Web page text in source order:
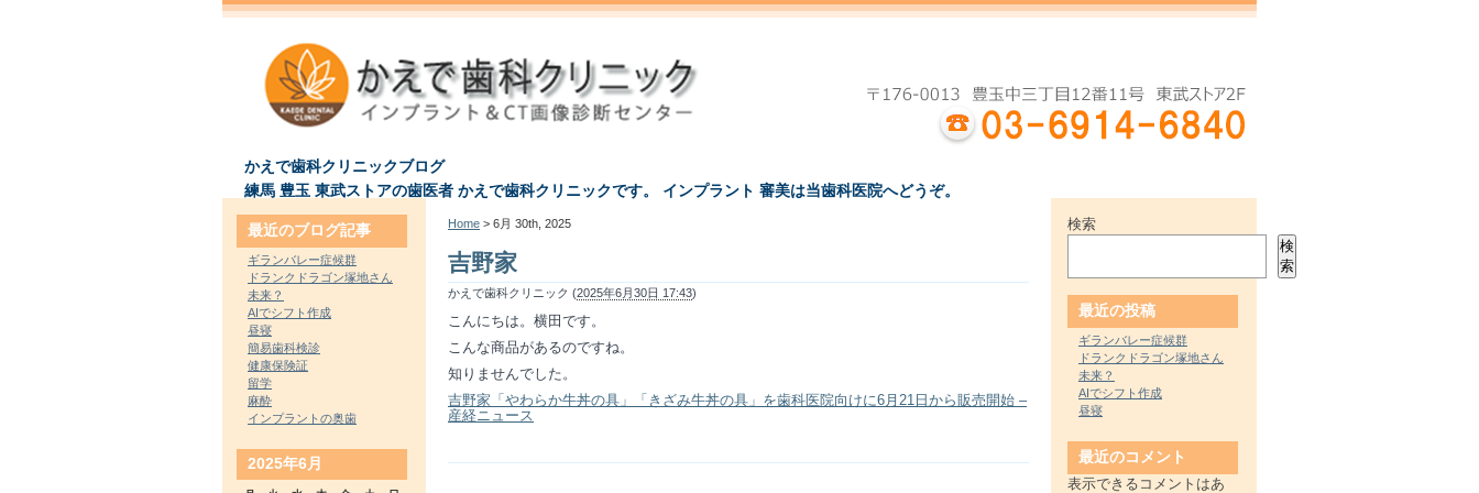
かえで歯科クリニックブログ
練馬 豊玉 東武ストアの歯医者 かえで歯科クリニックです。 インプラント 審美は当歯科医院へどうぞ。
Home > 6月 30th, 2025
吉野家
かえで歯科クリニック (2025年6月30日 17:43)
こんにちは。横田です。
こんな商品があるのですね。
知りませんでした。
吉野家「やわらか牛丼の具」「きざみ牛丼の具」を歯科医院向けに6月21日から販売開始 –
産経ニュース
最近のブログ記事
ギランバレー症候群
ドランクドラゴン塚地さん
未来？
AIでシフト作成
昼寝
簡易歯科検診
健康保険証
留学
麻酔
インプラントの奥歯
2025年6月
検索
検
索
最近の投稿
ギランバレー症候群
ドランクドラゴン塚地さん
未来？
AIでシフト作成
昼寝
最近のコメント
表示できるコメントはあ